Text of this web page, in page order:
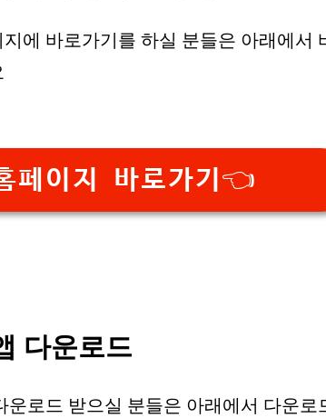
에 바로가기를 하실 분들은 아래에서
페이지 바로가기👈
다운로드
운로드 받으실 분들은 아래에서 다운로